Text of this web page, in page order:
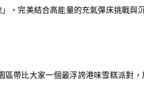
，完美結合高能量的充氣彈床挑戰
帶比大家一個最浮誇港味雪糕派對